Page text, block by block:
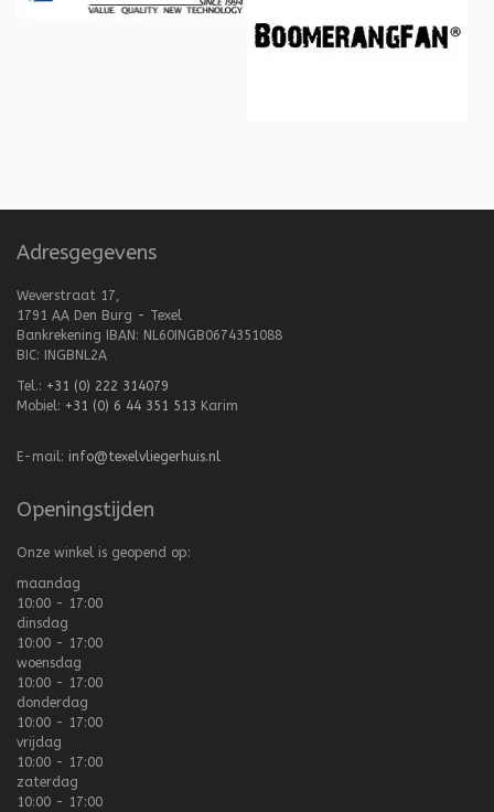
Adresgegevens
Weverstraat 17,
1791 AA Den Burg - Texel
Bankrekening IBAN: NL60INGB0674351088
BIC: INGBNL2A
Tel.: +31 (0) 222 314079
Mobiel: +31 (0) 6 44 351 513 Karim
E-mail: info@texelvliegerhuis.nl
Openingstijden
Onze winkel is geopend op:
maandag
10:00 - 17:00
dinsdag
10:00 - 17:00
woensdag
10:00 - 17:00
donderdag
10:00 - 17:00
vrijdag
10:00 - 17:00
zaterdag
10:00 - 17:00